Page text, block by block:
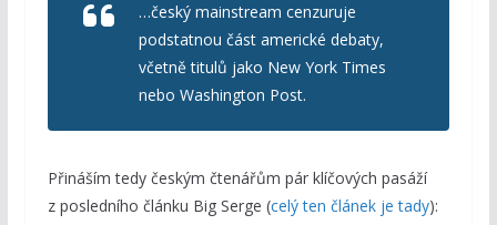
…český mainstream cenzuruje
podstatnou část americké debaty,
včetně titulů jako New York Times
nebo Washington Post.
Přináším tedy českým čtenářům pár klíčových pasáží
z posledního článku Big Serge (celý ten článek je tady):